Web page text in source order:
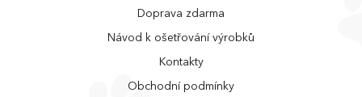
Doprava zdarma
Návod k ošetřování výrobků
Kontakty
Obchodní podmínky